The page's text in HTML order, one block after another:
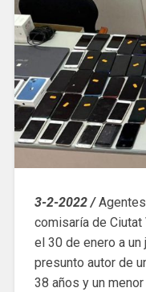
3-2-2022 /Agentes
comisaría de
el 30 de enero a
presunto autor de
38 años y un